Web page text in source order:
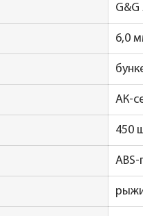
6,0
АК-
450